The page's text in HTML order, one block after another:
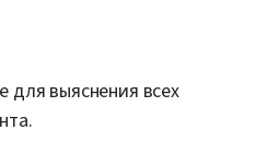
для выяснения всех